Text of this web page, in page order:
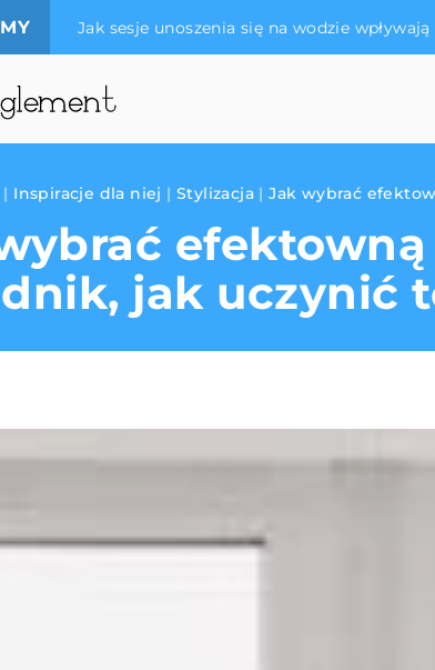
Jak sesje unoszenia się na wodzie
| Inspiracje dla niej |Stylizacja |Jak wybrać
jak uczynić